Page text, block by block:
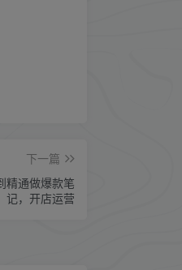
下一篇
精通做爆款笔
记，开店运营